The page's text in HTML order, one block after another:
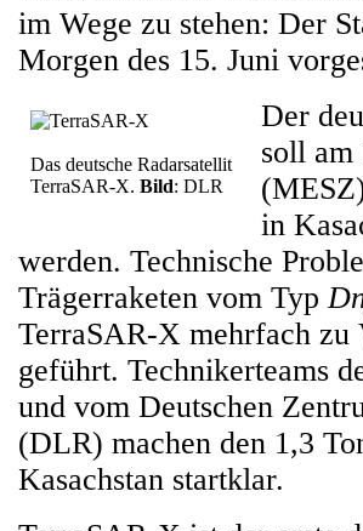
im Wege zu stehen: Der
Morgen des 15. Juni
Das deutsche Radarsatellit
TerraSAR-X. Bild: DLR
Der
soll am
in
werden. Technische
Trägerraketen vom Typ
TerraSAR-X mehrfach zu
geführt. Technikerteams
und vom Deutschen
(DLR) machen den 1,3
Kasachstan startklar.